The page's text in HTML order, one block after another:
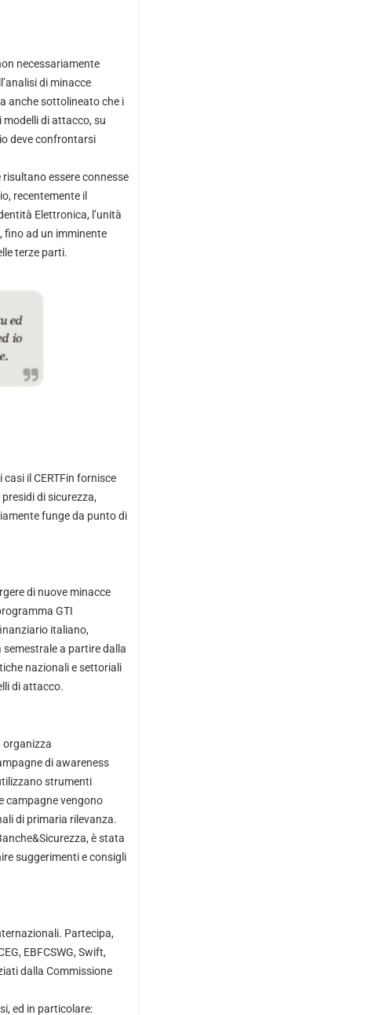
necessariamente
di minacce
anche sottolineato che i
modelli di attacco, su
deve confrontarsi
essere connesse
recentemente il
Elettronica, l’unità
fino ad un imminente
terze parti.
il CERTFin fornisce
di sicurezza,
funge da punto di
di nuove minacce
GTI
italiano,
a partire dalla
nazionali e settoriali
di attacco.
organizza
di awareness
strumenti
campagne vengono
di primaria rilevanza.
è stata
suggerimenti e consigli
Partecipa,
EBFCSWG, Swift,
dalla Commissione
ed in particolare: